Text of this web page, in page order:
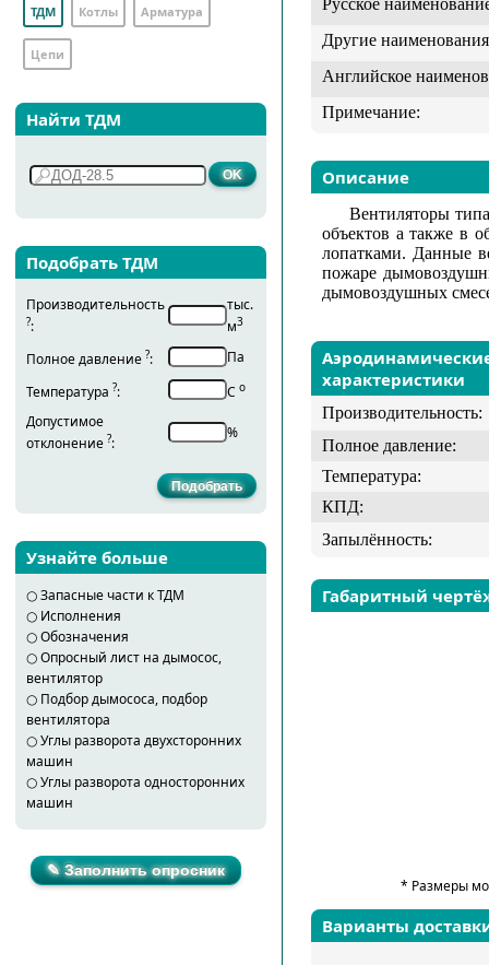
ТДМ Котлы Арматура
Цепи
Найти ТДМ
Подобрать ТДМ
Производительность
?:
тыс.
м3
Полное давление ?:
Па
Температура ?: С о
Допустимое
отклонение ?:
%
Узнайте больше
○Запасные части к ТДМ
○ Исполнения
○Обозначения
○Опросный лист на дымосос,
вентилятор
○ Подбор дымососа, подбор
вентилятора
○Углы разворота двухсторонних
машин
○Углы разворота односторонних
машин
✎ Заполнить опросник
Русское
Другие
Английское
Примечание:
Описание
Вентиляторы
объектов а также в
лопатками. Данные
пожаре
дымовоздушных
характеристики
Производительность:
Полное давление:
Температура:
КПД:
Запылённость:
Габаритный
* Размеры
Варианты